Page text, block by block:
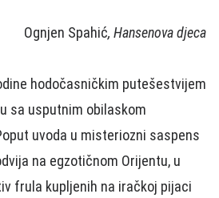
Ognjen Spahić, Hansenova djeca
hodočasničkim putešestvijem
sa usputnim obilaskom
uvoda u misteriozni saspens
na egzotičnom Orijentu, u
frula kupljenih na iračkoj pijaci